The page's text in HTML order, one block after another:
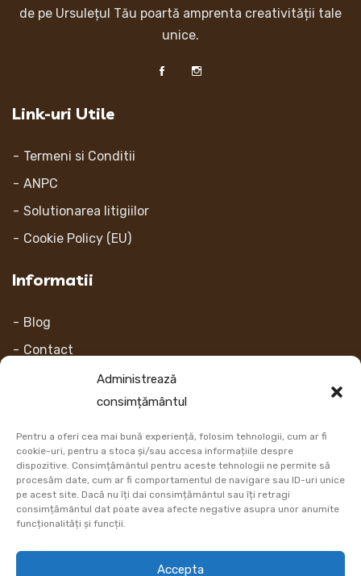
Administrează
consimțământul
Pentru a oferi cea mai bună experiență, folosim tehnologii, cum ar fi
cookie-uri, pentru a stoca și/sau accesa informațiile despre
dispozitive. Consimțământul pentru aceste tehnologii ne permite să
procesăm date, cum ar fi comportamentul de navigare sau ID-uri unice
pe acest site. Dacă nu îți dai consimțământul sau îți retragi
consimțământul dat poate avea afecte negative asupra unor anumite
funcționalități și funcții.
Accepta
de pe Ursulețul Tău poartă amprenta creativității tale
unice.
Link-uri Utile
Termeni si Conditii
ANPC
Solutionarea litigiilor
Cookie Policy (EU)
Informatii
Blog
Contact
Link-uri
Retur
Metoda de plata